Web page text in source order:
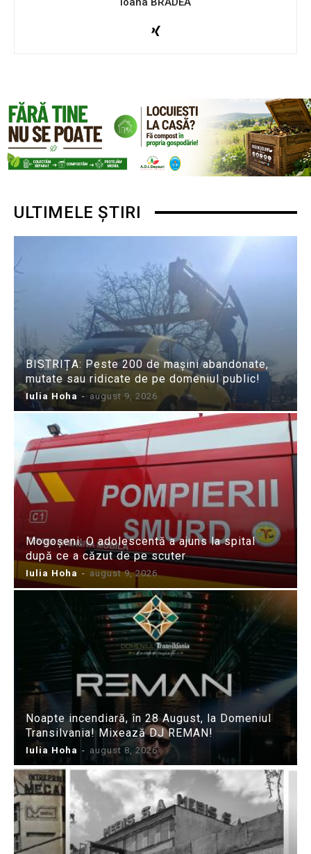
ULTIMELE ȘTIRI
BISTRIȚA: Peste 200 de mașini abandonate,
mutate sau ridicate de pe domeniul public!
Iulia Hoha - august 9, 2026
Mogoșeni: O adolescentă a ajuns la spital
după ce a căzut de pe scuter
Iulia Hoha - august 9, 2026
Noapte incendiară, în 28 August, la Domeniul
Transilvania! Mixează DJ REMAN!
Iulia Hoha - august 8, 2026